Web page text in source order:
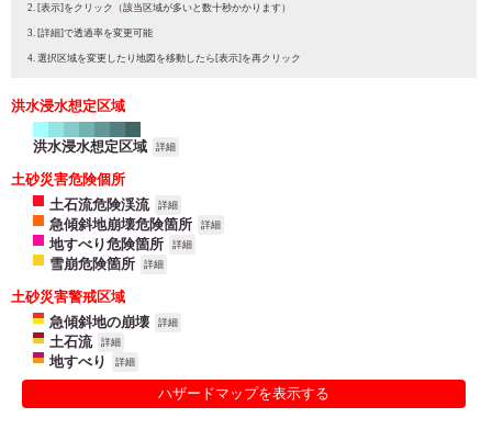
[表示]をクリック（該当区域が多いと数十秒かかります）
[詳細]で透過率を変更可能
選択区域を変更したり地図を移動したら[表示]を再クリック
洪水浸水想定区域
洪水浸水想定区域 詳細
土砂災害危険個所
土石流危険渓流
詳細
急傾斜地崩壊危険箇所 詳細
地すべり危険箇所 詳細
雪崩危険箇所 詳細
土砂災害警戒区域
急傾斜地の崩壊
詳細
土石流 詳細
地すべり 詳細
ハザードマップを表示する